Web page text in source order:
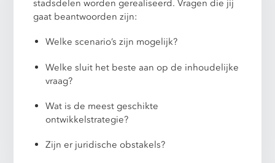
stadsdelen worden gerealiseerd. Vragen die jij
gaat beantwoorden zijn:
Welke scenario’s zijn mogelijk?
Welke sluit het beste aan op de inhoudelijke
vraag?
Wat is de meest geschikte
ontwikkelstrategie?
Zijn er juridische obstakels?